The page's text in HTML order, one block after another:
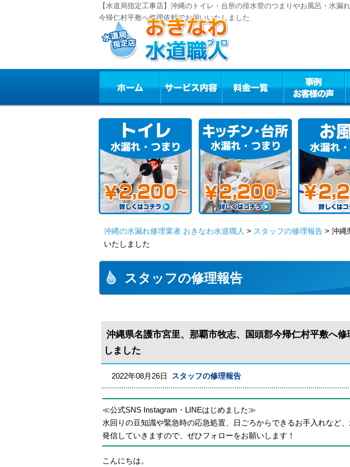
【水道局指定工事店】沖縄のトイレ・台所の排水管のつまりやお風呂・水
今帰仁村平敷へ修理依頼でお伺いいたしました
沖縄の水漏れ修理業者 おきなわ水道職人 > スタッフの修理報告 > 沖縄
いたしました
スタッフの修理報告
沖縄県名護市宮里、那覇市牧志、国頭郡今帰仁村平敷へ
しました
2022年08月26日 スタッフの修理報告
≪公式SNS Instagram・LINEはじめました≫
水回りの豆知識や緊急時の応急処置、日ごろからできるお手入れなど
発信していきますので、ぜひフォローをお願いします！
こんにちは。